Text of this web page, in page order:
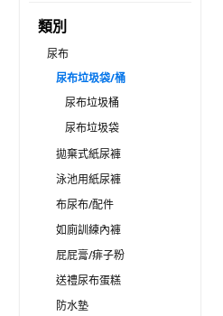
類別
尿布
尿布垃圾袋/桶
尿布垃圾桶
尿布垃圾袋
拋棄式紙尿褲
泳池用紙尿褲
布尿布/配件
如廁訓練內褲
屁屁膏/痱子粉
送禮尿布蛋糕
防水墊